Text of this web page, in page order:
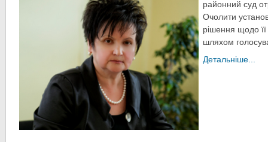
районний суд
Очолити
рішення щодо
шляхом
Детальніше...